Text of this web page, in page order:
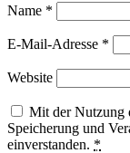
Name *
E-Mail-Adresse *
Website
Mit der Nutzung
Speicherung und
einverstanden. *